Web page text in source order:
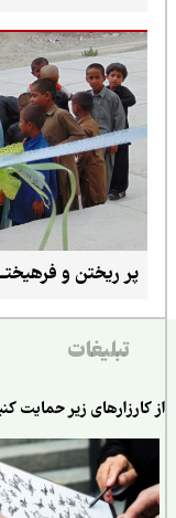
پر ریختن و فرهیختــــن
تبلیغات
زیر حمایت کنید: